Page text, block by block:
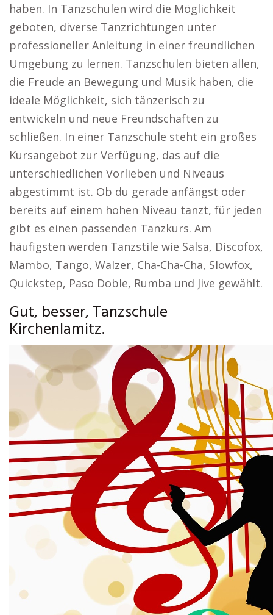
haben. In Tanzschulen wird die Möglichkeit
geboten, diverse Tanzrichtungen unter
professioneller Anleitung in einer freundlichen
Umgebung zu lernen. Tanzschulen bieten allen,
die Freude an Bewegung und Musik haben, die
ideale Möglichkeit, sich tänzerisch zu
entwickeln und neue Freundschaften zu
schließen. In einer Tanzschule steht ein großes
Kursangebot zur Verfügung, das auf die
unterschiedlichen Vorlieben und Niveaus
abgestimmt ist. Ob du gerade anfängst oder
bereits auf einem hohen Niveau tanzt, für jeden
gibt es einen passenden Tanzkurs. Am
häufigsten werden Tanzstile wie Salsa, Discofox,
Mambo, Tango, Walzer, Cha-Cha-Cha, Slowfox,
Quickstep, Paso Doble, Rumba und Jive gewählt.
Gut, besser, Tanzschule
Kirchenlamitz.